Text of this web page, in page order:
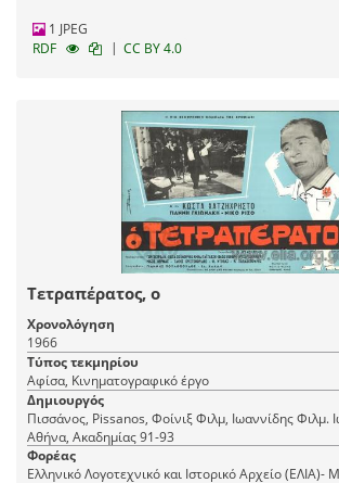
1 JPEG
RDF
| CC BY 4.0
Τετραπέρατος, ο
Χρονολόγηση
1966
Τύπος τεκμηρίου
Αφίσα, Κινηματογραφικό έργο
Δημιουργός
Πισσάνος, Pissanos, Φοίνιξ Φιλμ, Ιωαννίδης Φιλμ.
Αθήνα, Ακαδημίας 91-93
Φορέας
Ελληνικό Λογοτεχνικό και Ιστορικό Αρχείο